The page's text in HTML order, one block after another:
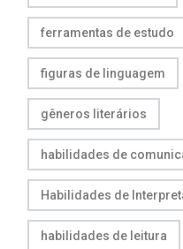
ferramentas de estudo
figuras de linguagem
gêneros literários
habilidades de
Habilidades de
habilidades de leitura